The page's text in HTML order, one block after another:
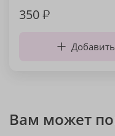
350₽
Добавить
Вам может